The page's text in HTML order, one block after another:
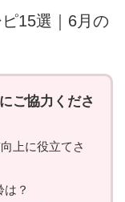
15選｜6月の